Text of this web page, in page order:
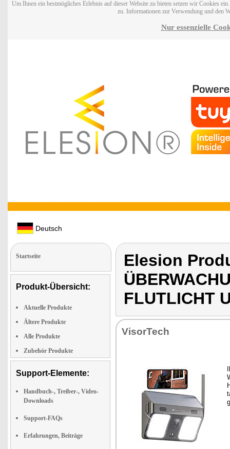
Um Ihnen ein bestmögliches Erlebnis auf dieser Website zu bieten setzen wir Cookies
zu. Informationen zur Verwendung und den
Nur essenzielle
Deutsch
Startseite
Produkt-Übersicht:
Aktuelle Produkte
Ältere Produkte
Alle Produkte
Zubehör Produkte
Support-Elemente:
Handbuch-, Treiber-, Video-
Downloads
Support-FAQs
Erfahrungen, Beiträge
Elesion
FLUTLICHT
Vi­sor­Tech